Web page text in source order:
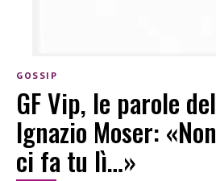
GOSSIP
GF Vip, le parole
Ignazio Moser:
ci fa tu lì…»